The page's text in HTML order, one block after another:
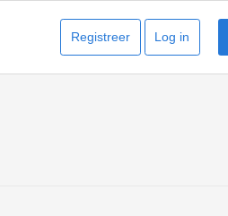
Log in
Registreer